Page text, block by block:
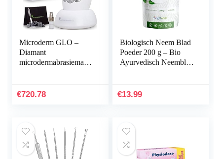
Microderm GLO –
Diamant
microdermabrasiemachi
microdermabrasiekit
€720.78
Biologisch Neem Blad
Poeder 200 g – Bio
Ayurvedisch Neemblad
vegan en…
€13.99